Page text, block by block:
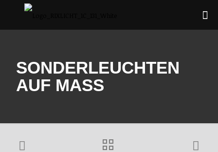
SONDERLEUCHTEN
AUF MASS